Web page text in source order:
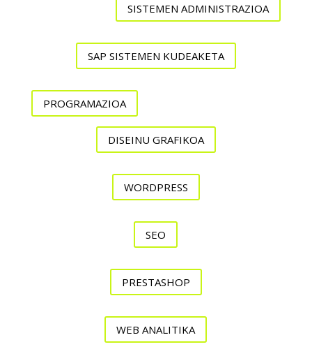
SISTEMEN ADMINISTRAZIOA
SAP SISTEMEN KUDEAKETA
PROGRAMAZIOA
DISEINU GRAFIKOA
WORDPRESS
SEO
PRESTASHOP
WEB ANALITIKA